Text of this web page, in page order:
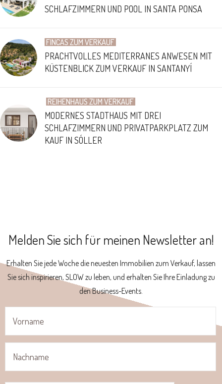
SCHLAFZIMMERN UND POOL IN SANTA PONSA
FINCAS ZUM VERKAUF
PRACHTVOLLES MEDITERRANES ANWESEN MIT
KÜSTENBLICK ZUM VERKAUF IN SANTANYÍ
REIHENHAUS ZUM VERKAUF
MODERNES STADTHAUS MIT DREI
SCHLAFZIMMERN UND PRIVATPARKPLATZ ZUM
KAUF IN SÓLLER
Melden Sie sich für meinen Newsletter an!
Erhalten Sie jede Woche die neuesten Immobilien zum Verkauf, lassen
Sie sich inspirieren, SLOW zu leben, und erhalten Sie Ihre Einladung zu
den Business-Events.